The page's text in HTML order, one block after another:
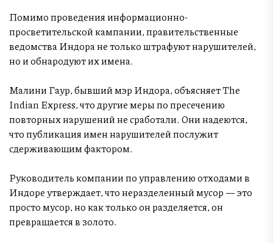
Помимо проведения информационно-
просветительской кампании, правительственные
ведомства Индора не только штрафуют нарушителей,
но и обнародуют их имена.
Малини Гаур, бывший мэр Индора, объясняет The
Indian Express, что другие меры по пресечению
повторных нарушений не сработали. Они надеются,
что публикация имен нарушителей послужит
сдерживающим фактором.
Руководитель компании по управлению отходами в
Индоре утверждает, что неразделенный мусор — это
просто мусор, но как только он разделяется, он
превращается в золото.